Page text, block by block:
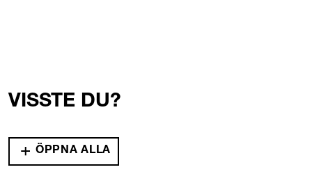
VISSTE DU?
ÖPPNA ALLA